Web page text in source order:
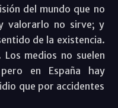
del mundo que no
valorarlo no sirve; y
de la existencia.
medios no suelen
en España hay
que por accidentes